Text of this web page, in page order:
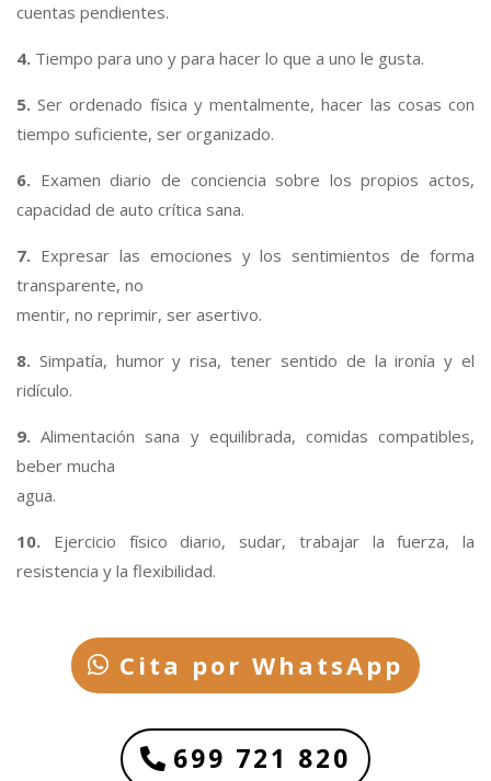
cuentas pendientes.
4. Tiempo para uno y para hacer lo que a uno le gusta.
5.Ser ordenado física y mentalmente, hacer las cosas con
tiempo suficiente, ser organizado.
6. Examen diario de conciencia sobre los propios actos,
capacidad de auto crítica sana.
7. Expresar las emociones y los sentimientos de forma
transparente, no
mentir, no reprimir, ser asertivo.
8. Simpatía, humor y risa, tener sentido de la ironía y el
ridículo.
9. Alimentación sana y equilibrada, comidas compatibles,
beber mucha
agua.
10. Ejercicio físico diario, sudar, trabajar la fuerza, la
resistencia y la flexibilidad.
Cita por WhatsApp
699 721 820